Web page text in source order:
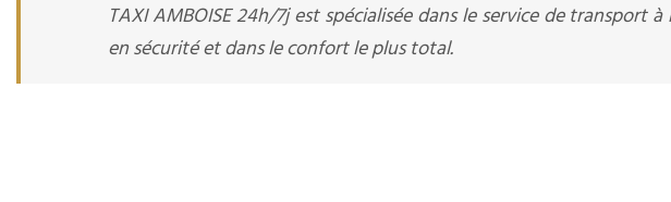
TAXI AMBOISE 24h/7j est spécialisée dans le service de transport
en sécurité et dans le confort le plus total.